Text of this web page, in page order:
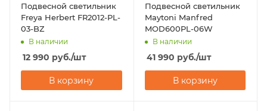
Подвесной светильник
Freya Herbert FR2012-PL-
03-BZ
В наличии
12 990 руб./шт
В корзину
Подвесной светильник
Maytoni Manfred
MOD600PL-06W
В наличии
41 990 руб./шт
В корзину